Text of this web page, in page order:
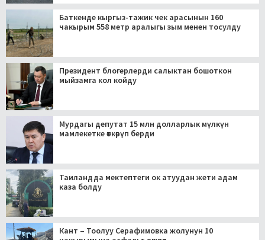
Баткенде кыргыз-тажик чек арасынын 160
чакырым 558 метр аралыгы зым менен тосулду
Президент блогерлерди салыктан бошоткон
мыйзамга кол койду
Мурдагы депутат 15 млн долларлык мүлкүн
мамлекетке өткөрүп берди
Таиландда мектептеги ок атуудан жети адам
каза болду
Кант – Тоолуу Серафимовка жолунун 10